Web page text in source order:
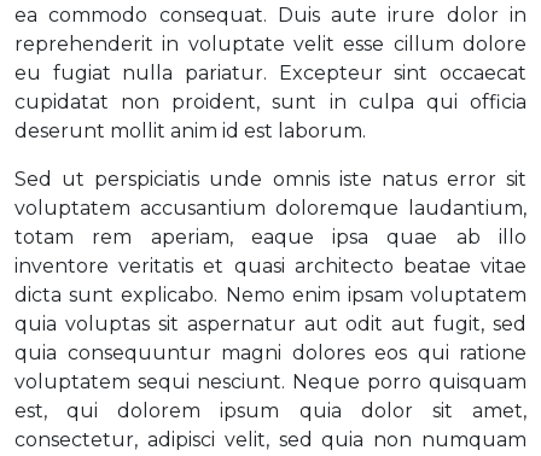
ea commodo consequat. Duis aute irure dolor in
reprehenderit in voluptate velit esse cillum dolore
eu fugiat nulla pariatur. Excepteur sint occaecat
cupidatat non proident, sunt in culpa qui officia
deserunt mollit anim id est laborum.
Sed ut perspiciatis unde omnis iste natus error sit
voluptatem accusantium doloremque laudantium,
totam rem aperiam, eaque ipsa quae ab illo
inventore veritatis et quasi architecto beatae vitae
dicta sunt explicabo. Nemo enim ipsam voluptatem
quia voluptas sit aspernatur aut odit aut fugit, sed
quia consequuntur magni dolores eos qui ratione
voluptatem sequi nesciunt. Neque porro quisquam
est, qui dolorem ipsum quia dolor sit amet,
consectetur, adipisci velit, sed quia non numquam